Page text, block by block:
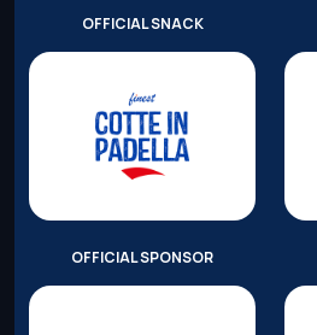
OFFICIAL SNACK
OFFICIAL SPONSOR